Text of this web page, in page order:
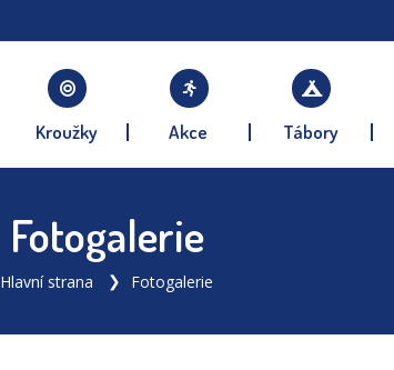
Kroužky Akce Tábory
Fotogalerie
Hlavní strana Fotogalerie